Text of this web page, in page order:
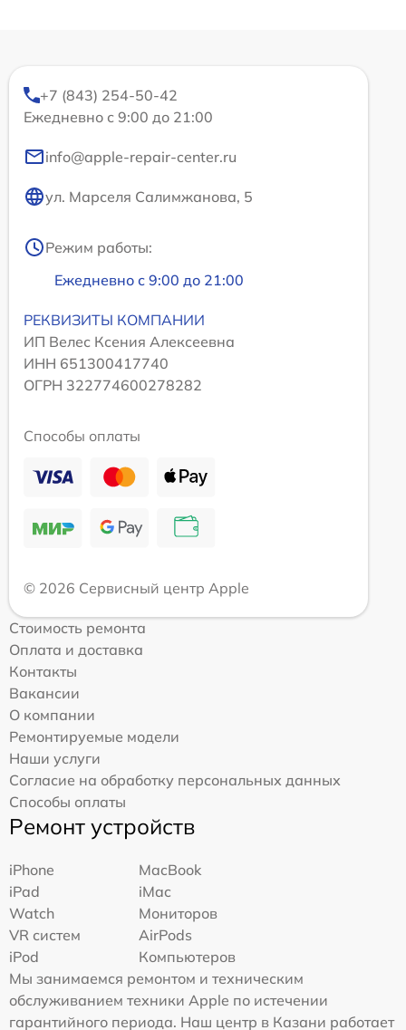
+7 (843) 254-50-42
Ежедневно с 9:00 до 21:00
info@apple-repair-center.ru
ул. Марселя Салимжанова, 5
Режим работы:
Ежедневно с 9:00 до 21:00
РЕКВИЗИТЫ КОМПАНИИ
ИП Велес Ксения Алексеевна
ИНН 651300417740
ОГРН 322774600278282
Способы оплаты
© 2026 Сервисный центр Apple
Стоимость ремонта
Оплата и доставка
Контакты
Вакансии
О компании
Ремонтируемые модели
Наши услуги
Согласие на обработку персональных данных
Способы оплаты
Ремонт устройств
iPhone
MacBook
iPad
iMac
Watch
Мониторов
VR систем
AirPods
iPod
Компьютеров
Мы занимаемся ремонтом и техническим
обслуживанием техники Apple по истечении
гарантийного периода. Наш центр в Казани работает